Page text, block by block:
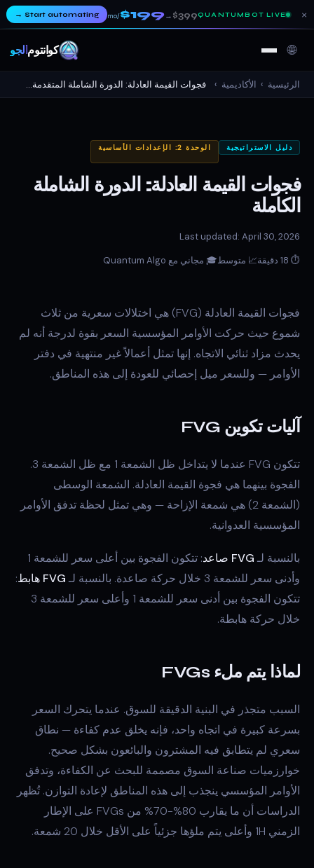
QUANTUMBOT LIVE
$399
→
$199
/mo
Start automating
→ ×
كوانتومألجو 🌐
الرئيسية › الأكاديمية › فجوات القيمة العادلة: الدورة الشاملة المتقدمة...
دليل الاستراتيجية الوحدة 2: الإعدادات الأساسية
فجوات القيمة العادلة: الدورة الشاملة
الكاملة
Last updated: April 30, 2026
⏱ 18 دقيقة
📈 متوسط🎓 مجاني مع Quantum Algo
فجوات القيمة العادلة (FVG) هي اختلالات سعرية من ثلاث
شموع حيث حركت الأوامر المؤسسية السعر بقوة لدرجة أنه لم
يحدث مزاد ثنائي الاتجاه. إنها تمثل أعمالاً غير منتهية في دفتر
الأوامر — وللسعر ميل إحصائي للعودة إلى هذه المناطق.
آليات تكوين FVG
تتكون FVG عندما لا يتداخل ظل الشمعة 1 مع ظل الشمعة 3.
الفجوة بينهما هي فجوة القيمة العادلة. الشمعة الوسطى
(الشمعة 2) هي شمعة الإزاحة — وهي تمثل لحظة تدفق الأوامر
المؤسسية العدوانية.
بالنسبة لـ FVG صاعد
: تتكون الفجوة بين أعلى سعر للشمعة 1
وأدنى سعر للشمعة 3 خلال حركة صاعدة. بالنسبة لـ
FVG هابط
:
تتكون الفجوة بين أدنى سعر للشمعة 1 وأعلى سعر للشمعة 3
خلال حركة هابطة.
لماذا يتم ملء FVGs
السبب متجذر في البنية الدقيقة للسوق. عندما يتحرك السعر
بسرعة كبيرة في اتجاه واحد، فإنه يخلق عدم كفاءة — نطاق
سعري لم يتطابق فيه المشترون والبائعون بشكل صحيح.
خوارزميات صناعة السوق مصممة للبحث عن الكفاءة، وتدفق
الأوامر المؤسسي ينجذب إلى هذه المناطق لإعادة التوازن. تُظهر
الدراسات أن ما يقارب 80%-70% من FVGs على الإطار
الزمني 1H وأعلى يتم ملؤها جزئياً على الأقل خلال 20 شمعة.